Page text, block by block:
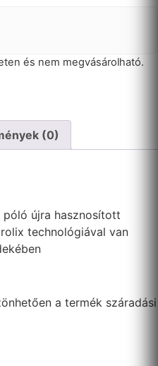
és nem megvásárolható.
(0)
póló újra hasznosított
technológiával van
a termék száradási